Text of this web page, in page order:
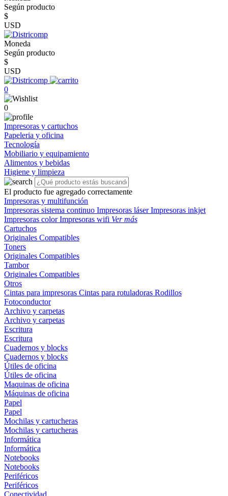
Según producto
$
USD
Moneda
Según producto
$
USD
0
0
Impresoras y cartuchos
Papeleria y oficina
Tecnología
Mobiliario y equipamiento
Alimentos y bebidas
Higiene y limpieza
El producto fue agregado correctamente
Impresoras y multifunción
Impresoras sistema continuo Impresoras láserImpresoras inkjet
Impresoras colorImpresoras wifi Ver más
Cartuchos
Originales Compatibles
Toners
Originales Compatibles
Tambor
Originales Compatibles
Otros
Cintas para impresoras Cintas para rotuladoras Rodillos
Fotoconductor
Archivo y carpetas
Archivo y carpetas
Escritura
Escritura
Cuadernos y blocks
Cuadernos y blocks
Útiles de oficina
Útiles de oficina
Maquinas de oficina
Máquinas de oficina
Papel
Papel
Mochilas y cartucheras
Mochilas y cartucheras
Informática
Informática
Notebooks
Notebooks
Periféricos
Periféricos
Conectividad